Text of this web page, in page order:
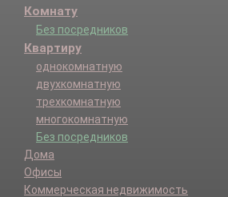
Комнату
Без посредников
Квартиру
однокомнатную
двухкомнатную
трехкомнатную
многокомнатную
Без посредников
Дома
Офисы
Коммерческая недвижимость